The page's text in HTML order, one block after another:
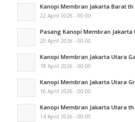
Kanopi Membran Jakarta Barat th
22 April 2026 - 00:00
Pasang Kanopi Membran
20 April 2026 - 00:00
Kanopi Membran Jakarta Utara
18 April 2026 - 00:00
Kanopi Membran Jakarta Utara
16 April 2026 - 00:00
Kanopi Membran Jakarta Utara th
14 April 2026 - 00:00